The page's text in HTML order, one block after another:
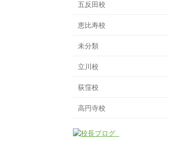
五反田校
恵比寿校
未分類
立川校
荻窪校
高円寺校